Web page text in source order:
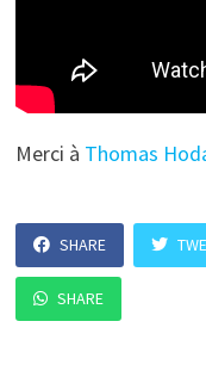
Merci à Thomas
SHARE
SHARE